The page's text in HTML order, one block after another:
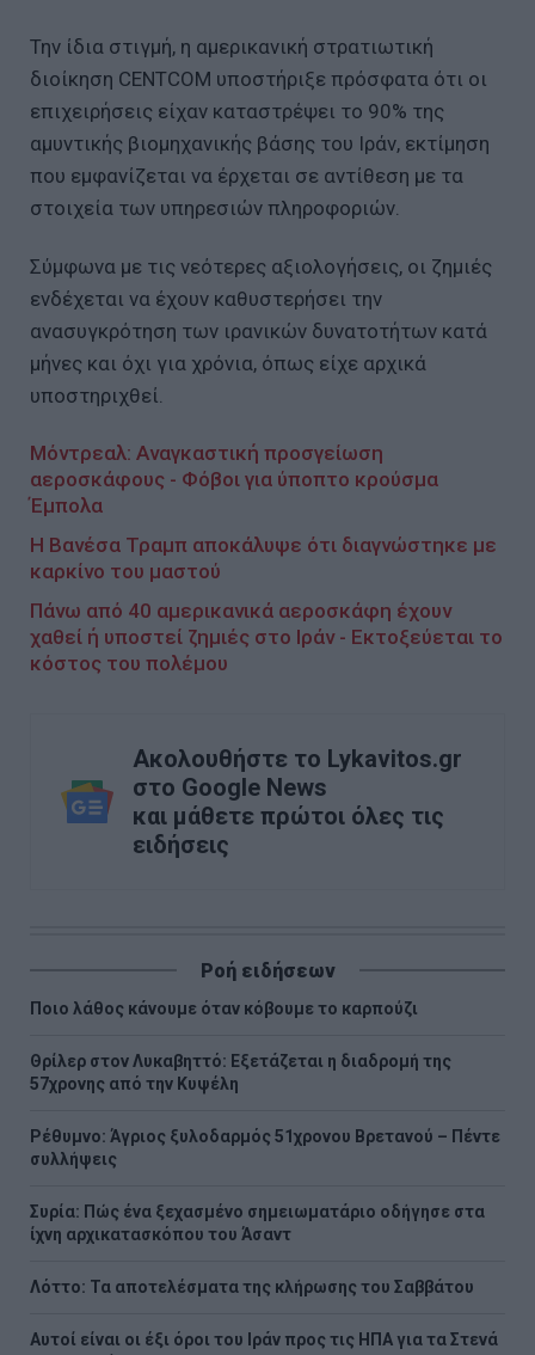
Την ίδια στιγμή, η αμερικανική στρατιωτική
διοίκηση CENTCOM υποστήριξε πρόσφατα ότι οι
επιχειρήσεις είχαν καταστρέψει το 90% της
αμυντικής βιομηχανικής βάσης του Ιράν, εκτίμηση
που εμφανίζεται να έρχεται σε αντίθεση με τα
στοιχεία των υπηρεσιών πληροφοριών.
Σύμφωνα με τις νεότερες αξιολογήσεις, οι ζημιές
ενδέχεται να έχουν καθυστερήσει την
ανασυγκρότηση των ιρανικών δυνατοτήτων κατά
μήνες και όχι για χρόνια, όπως είχε αρχικά
υποστηριχθεί.
Μόντρεαλ: Αναγκαστική προσγείωση
αεροσκάφους - Φόβοι για ύποπτο κρούσμα
Έμπολα
Η Βανέσα Τραμπ αποκάλυψε ότι διαγνώστηκε με
καρκίνο του μαστού
Πάνω από 40 αμερικανικά αεροσκάφη έχουν
χαθεί ή υποστεί ζημιές στο Ιράν - Εκτοξεύεται το
κόστος του πολέμου
Ακολουθήστε το Lykavitos.gr
στο Google News
και μάθετε πρώτοι όλες τις
ειδήσεις
Ροή ειδήσεων
Ποιο λάθος κάνουμε όταν κόβουμε το καρπούζι
Θρίλερ στον Λυκαβηττό: Εξετάζεται η διαδρομή της
57χρονης από την Κυψέλη
Ρέθυμνο: Άγριος ξυλοδαρμός 51χρονου Βρετανού – Πέντε
συλλήψεις
Συρία: Πώς ένα ξεχασμένο σημειωματάριο οδήγησε στα
ίχνη αρχικατασκόπου του Άσαντ
Λόττο: Τα αποτελέσματα της κλήρωσης του Σαββάτου
Αυτοί είναι οι έξι όροι του Ιράν προς τις ΗΠΑ για τα Στενά